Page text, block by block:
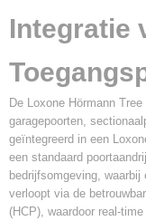
Integratie
De Loxone Hörmann
garagepoorten,
geïntegreerd in een
een standaard
bedrijfsomgeving,
verloopt via de
(HCP), waardoor real-